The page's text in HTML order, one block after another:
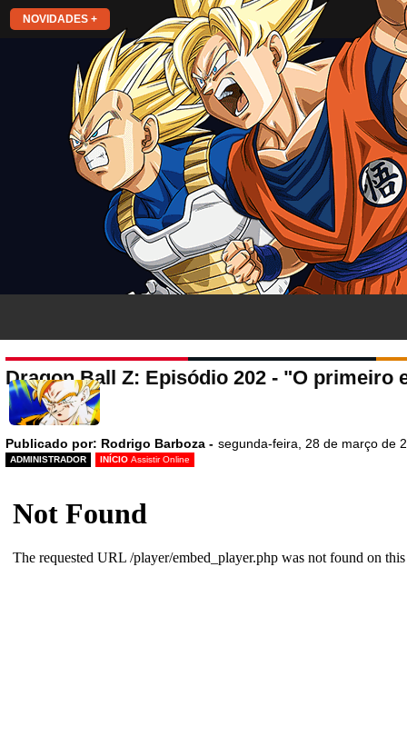
NOVIDADES +
Dragon Ball Z: Episódio 202 - "O primeiro
Publicado por: Rodrigo Barboza - segunda-feira, 28 de março de
ADMINISTRADOR INÍCIO Assistir Online